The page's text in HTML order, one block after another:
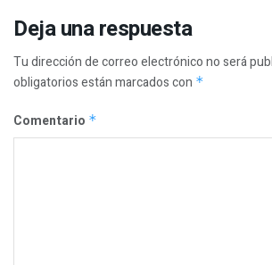
Deja una respuesta
Tu dirección de correo electrónico no será
obligatorios están marcados con *
Comentario *